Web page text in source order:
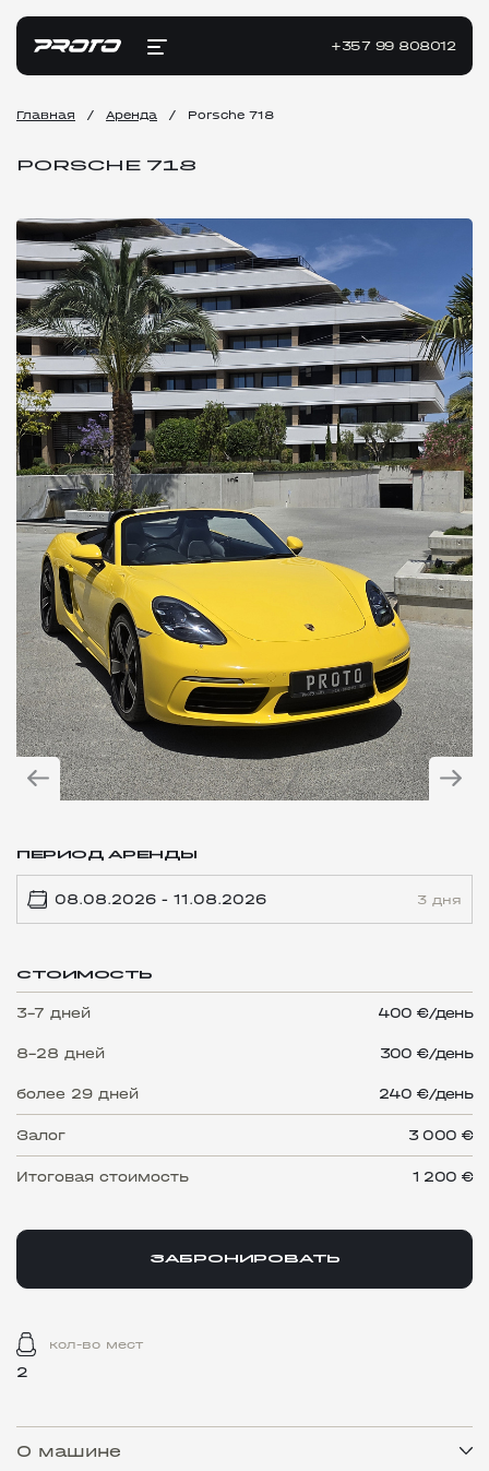
+357 99 808012
Главная / Аренда / Porsche 718
PORSCHE 718
ПЕРИОД АРЕНДЫ
3 дня
СТОИМОСТЬ
3-7 дней 400 €/день
8-28 дней 300 €/день
более 29 дней 240 €/день
Залог 3 000 €
Итоговая стоимость 1 200 €
ЗАБРОНИРОВАТЬ
кол-во мест
2
О машине